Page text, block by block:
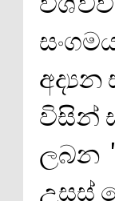
විසින්
ලබන
උසස්